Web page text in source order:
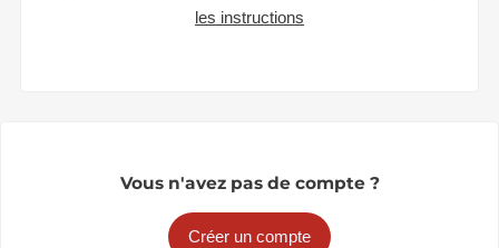
les instructions
Vous n'avez pas de compte ?
Créer un compte